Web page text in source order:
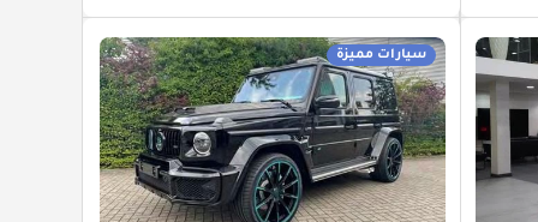
سيارات مميزة